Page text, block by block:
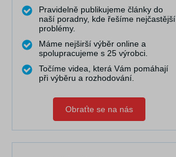
Pravidelně publikujeme články do
naší poradny, kde řešíme nejčastější
problémy.
Máme nejširší výběr online a
spolupracujeme s 25 výrobci.
Točíme videa, která Vám pomáhají
při výběru a rozhodování.
Obraťte se na nás